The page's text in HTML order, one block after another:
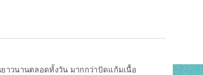
าวนานตลอดทั้งวัน มากกว่าปัดแก้มเนื้อ